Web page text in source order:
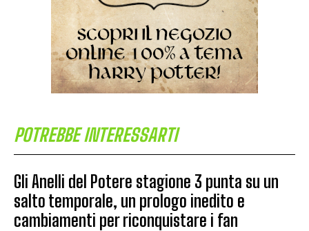
POTREBBE INTERESSARTI
Gli Anelli del Potere stagione 3 punta su un
salto temporale, un prologo inedito e
cambiamenti per riconquistare i fan